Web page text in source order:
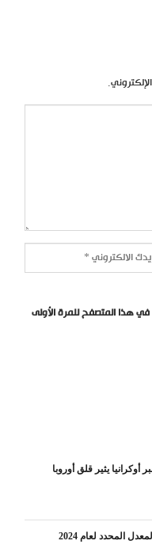
هذا المتصفح للمرة الأولى
يثير قلق أوروبا
المحدد لعام 2024